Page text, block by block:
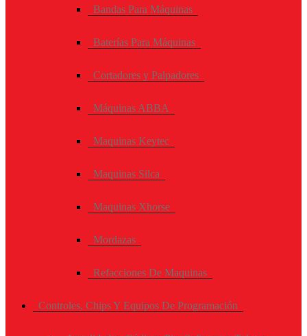
Bandas Para Máquinas
Baterías Para Máquinas
Cortadores y Palpadores
Máquinas ABBA
Maquinas Keytec
Maquinas Silca
Maquinas Xhorse
Mordazas
Refacciones De Maquinas
Controles, Chips Y Equipos De Programación